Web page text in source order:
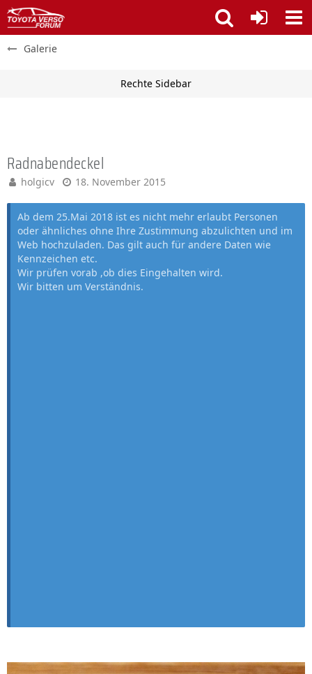
Galerie
Radnabendeckel
holgicv 18. November 2015
Ab dem 25.Mai 2018 ist es nicht mehr erlaubt Personen
oder ähnliches ohne Ihre Zustimmung abzulichten und im
Web hochzuladen. Das gilt auch für andere Daten wie
Kennzeichen etc.
Wir prüfen vorab ,ob dies Eingehalten wird.
Wir bitten um Verständnis.